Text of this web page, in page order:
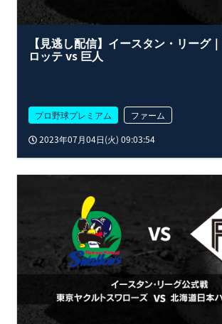
【見逃し配信】イースタン・リーグ
ロッテ vs 巨人
プロ野球プレミアム
ファーム
2023年07月04日(火) 09:03:54